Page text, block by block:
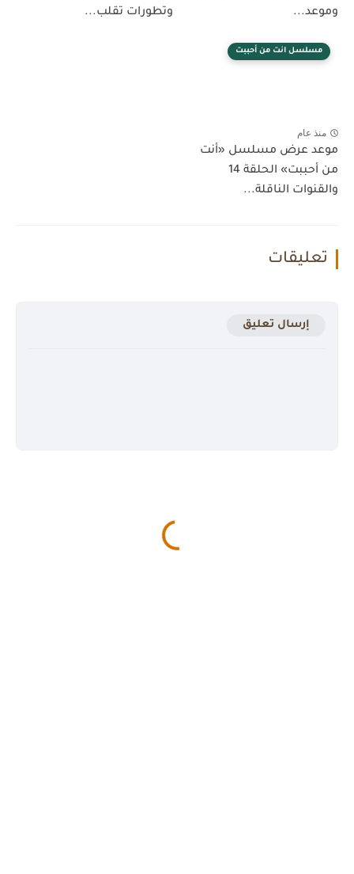
وموعد...
وتطورات تقلب...
مسلسل انت من أحببت
منذ عام
موعد عرض مسلسل «أنت
من أحببت» الحلقة 14
والقنوات الناقلة...
تعليقات
إرسال تعليق